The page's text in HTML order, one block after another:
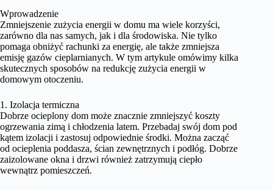
Wprowadzenie
Zmniejszenie zużycia energii w domu ma wiele korzyści,
zarówno dla nas samych, jak i dla środowiska. Nie tylko
pomaga obniżyć rachunki za energię, ale także zmniejsza
emisję gazów cieplarnianych. W tym artykule omówimy kilka
skutecznych sposobów na redukcję zużycia energii w
domowym otoczeniu.
1. Izolacja termiczna
Dobrze ocieplony dom może znacznie zmniejszyć koszty
ogrzewania zimą i chłodzenia latem. Przebadaj swój dom pod
kątem izolacji i zastosuj odpowiednie środki. Można zacząć
od ocieplenia poddasza, ścian zewnętrznych i podłóg. Dobrze
zaizolowane okna i drzwi również zatrzymują ciepło
wewnątrz pomieszczeń.